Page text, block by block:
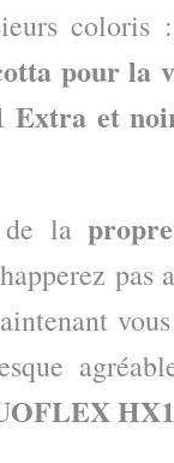
pour la
Extra et
de la